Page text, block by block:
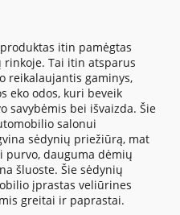
itin pamėgtas
Tai itin atsparus
reikalaujantis gaminys,
eko odos, kuri beveik
savybėmis bei išvaizda. Šie
salonui
sėdynių priežiūrą, mat
purvo, dauguma dėmių
šluoste. Šie sėdynių
įprastas veliūrines
greitai ir paprastai.